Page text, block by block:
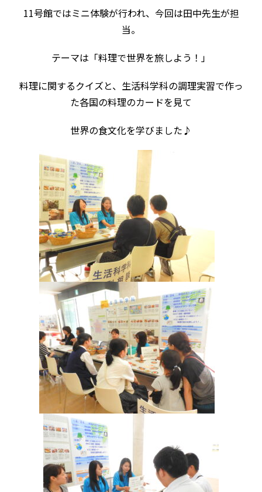
11号館ではミニ体験が行われ、今回は田中先生が担
当。
テーマは「料理で世界を旅しよう！」
料理に関するクイズと、生活科学科の調理実習で作っ
た各国の料理のカードを見て
世界の食文化を学びました♪